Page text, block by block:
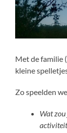
Met de familie
kleine
Zo speelden
Wat